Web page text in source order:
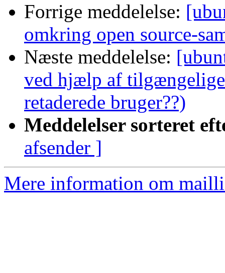
Forrige meddelelse:
omkring open source-
Næste meddelelse:
ved hjælp af
retaderede bruger??)
Meddelelser sorteret
afsender ]
Mere information om